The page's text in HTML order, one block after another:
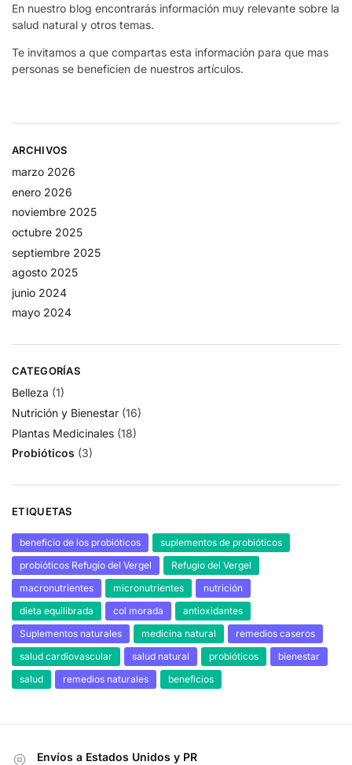
En nuestro blog encontrarás información muy relevante sobre la
salud natural y otros temas.
Te invitamos a que compartas esta información para que mas
personas se beneficien de nuestros artículos.
ARCHIVOS
marzo 2026
enero 2026
noviembre 2025
octubre 2025
septiembre 2025
agosto 2025
junio 2024
mayo 2024
CATEGORÍAS
Belleza (1)
Nutrición y Bienestar (16)
Plantas Medicinales (18)
Probióticos (3)
ETIQUETAS
beneficio de los probióticos
suplementos de probióticos
probióticos Refugio del Vergel
Refugio del Vergel
macronutrientes
micronutrientes
nutrición
dieta equilibrada
col morada
antioxidantes
Suplementos naturales
medicina natural
remedios caseros
salud cardiovascular
salud natural probióticos
bienestar
salud
remedios naturales beneficios
Envíos a Estados Unidos y PR